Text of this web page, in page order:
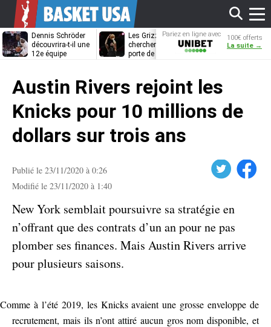
Dennis Schröder
découvrira-t-il une
12e équipe
Les Grizzlies
cherchent déjà une
porte de sortie
Dwane Casey
bientôt coach
Pariez en ligne avec
Unibet
100€ offerts
La suite →
Austin Rivers rejoint les
Knicks pour 10 millions de
dollars sur trois ans
Publié le 23/11/2020 à 0:26
Modifié le 23/11/2020 à 1:40
Facebook
New York semblait poursuivre sa stratégie en
n’offrant que des contrats d’un an pour ne pas
plomber ses finances. Mais Austin Rivers arrive
pour plusieurs saisons.
Comme à l’été 2019, les Knicks avaient une grosse enveloppe de
recrutement, mais ils n’ont attiré aucun gros nom disponible, et